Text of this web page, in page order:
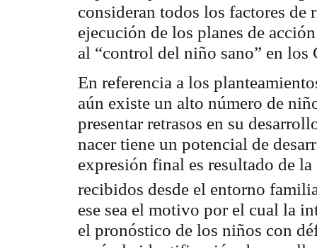
consideran todos los factores de
ejecución de los planes de
al “control del niño sano” en
En referencia a los
aún existe un alto número de
presentar retrasos en su
nacer tiene un potencial de
expresión final es resultado de
recibidos desde el entorno
ese sea el motivo por el cual la
el pronóstico de los niños con